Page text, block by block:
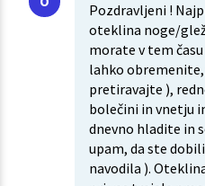
Pozdravljeni !
oteklina noge/
morate v tem
lahko
pretiravajte ),
bolečini in vnetju
dnevno hladite in
upam, da ste
navodila ).